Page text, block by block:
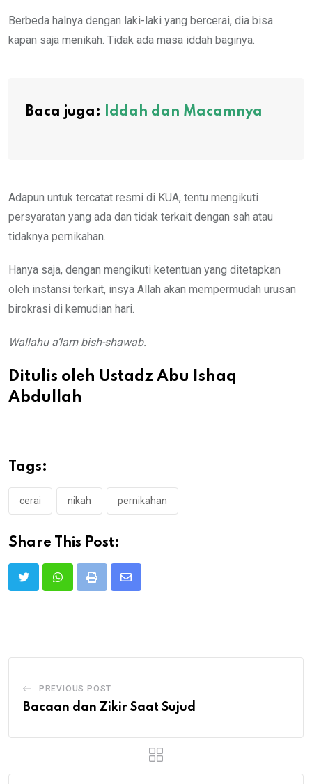
Berbeda halnya dengan laki-laki yang bercerai, dia bisa
kapan saja menikah. Tidak ada masa iddah baginya.
Baca juga: Iddah dan Macamnya
Adapun untuk tercatat resmi di KUA, tentu mengikuti
persyaratan yang ada dan tidak terkait dengan sah atau
tidaknya pernikahan.
Hanya saja, dengan mengikuti ketentuan yang ditetapkan
oleh instansi terkait, insya Allah akan mempermudah urusan
birokrasi di kemudian hari.
Wallahu a’lam bish-shawab.
Ditulis oleh Ustadz Abu Ishaq
Abdullah
Tags:
cerai nikah pernikahan
Share This Post:
Print
Share
PREVIOUS POST
Bacaan dan Zikir Saat Sujud